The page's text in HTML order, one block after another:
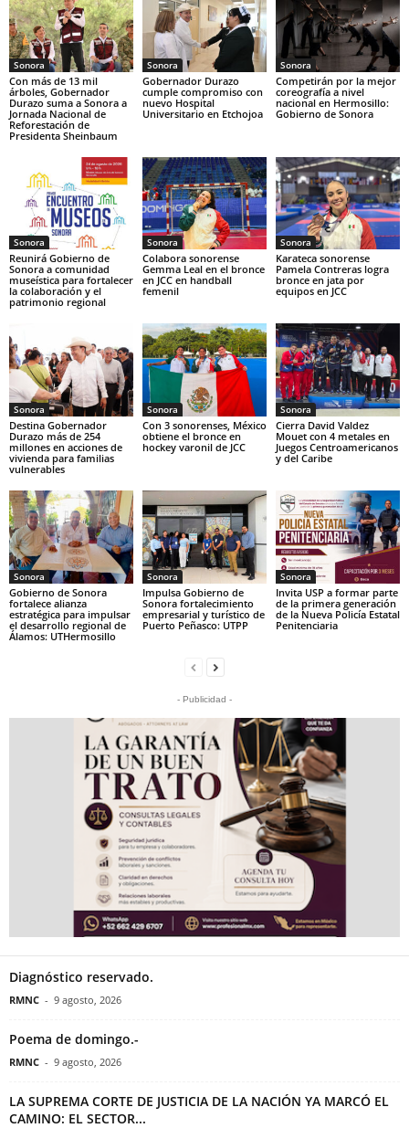
Sonora
Con más de 13 mil
árboles, Gobernador
Durazo suma a Sonora a
Jornada Nacional de
Reforestación de
Presidenta Sheinbaum
Sonora
Gobernador Durazo
cumple compromiso con
nuevo Hospital
Universitario en Etchojoa
Sonora
Competirán por la mejor
coreografía a nivel
nacional en Hermosillo:
Gobierno de Sonora
Sonora
Reunirá Gobierno de
Sonora a comunidad
museística para fortalecer
la colaboración y el
patrimonio regional
Sonora
Colabora sonorense
Gemma Leal en el bronce
en JCC en handball
femenil
Sonora
Karateca sonorense
Pamela Contreras logra
bronce en jata por
equipos en JCC
Sonora
Destina Gobernador
Durazo más de 254
millones en acciones de
vivienda para familias
vulnerables
Sonora
Con 3 sonorenses, México
obtiene el bronce en
hockey varonil de JCC
Sonora
Cierra David Valdez
Mouet con 4 metales en
Juegos Centroamericanos
y del Caribe
Sonora
Gobierno de Sonora
fortalece alianza
estratégica para impulsar
el desarrollo regional de
Álamos: UTHermosillo
Sonora
Impulsa Gobierno de
Sonora fortalecimiento
empresarial y turístico de
Puerto Peñasco: UTPP
Sonora
Invita USP a formar parte
de la primera generación
de la Nueva Policía Estatal
Penitenciaria
- Publicidad -
Diagnóstico reservado.
RMNC - 9 agosto, 2026
Poema de domingo.-
RMNC - 9 agosto, 2026
LA SUPREMA CORTE DE JUSTICIA DE LA NACIÓN YA MARCÓ EL
CAMINO: EL SECTOR...